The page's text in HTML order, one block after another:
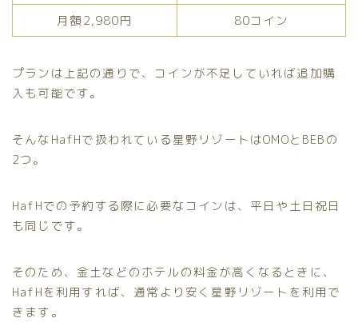
月額2,980円
80コイン
プランは上記の通りで、コインが不足していれば追加購
入も可能です。
そんなHafHで扱われている星野リゾートはOMOとBEBの
2つ。
HafHでの予約する際に必要なコインは、平日や土日祝日
も同じです。
そのため、金土などのホテルの料金が高くなるときに、
HafHを利用すれば、通常より安く星野リゾートを利用で
きます。